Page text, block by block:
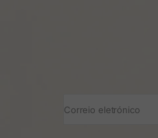
Correio eletrónico